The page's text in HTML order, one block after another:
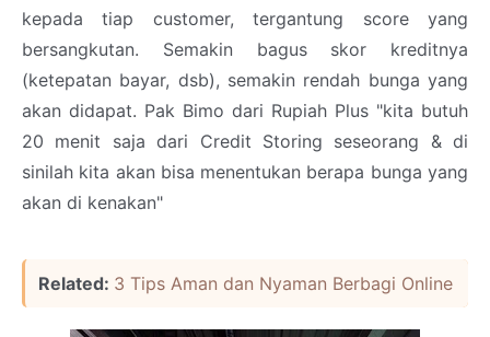
kepada tiap customer, tergantung score yang
bersangkutan. Semakin bagus skor kreditnya
(ketepatan bayar, dsb), semakin rendah bunga yang
akan didapat. Pak Bimo dari Rupiah Plus "kita butuh
20 menit saja dari Credit Storing seseorang & di
sinilah kita akan bisa menentukan berapa bunga yang
akan di kenakan"
Related: 3 Tips Aman dan Nyaman Berbagi Online